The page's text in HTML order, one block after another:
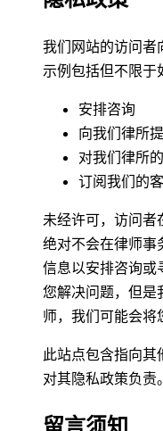
我们网站的访问者
示例包括但不限于
安排咨询
向我们律所
对我们律所
订阅我们的
未经许可，访问者
绝对不会在律师事
信息以安排咨询或
您解决问题，但是
师，我们可能会将
此站点包含指向
对其隐私政策负责。